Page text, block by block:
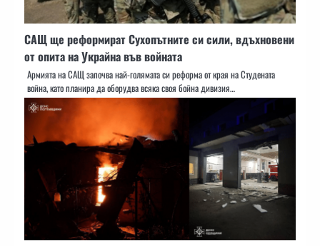
САЩ ще реформират Сухопътните си сили, вдъхновени
от опита на Украйна във войната
Армията на САЩ започва най-голямата си реформа от края на Студената
война, като планира да оборудва всяка своя бойна дивизия…